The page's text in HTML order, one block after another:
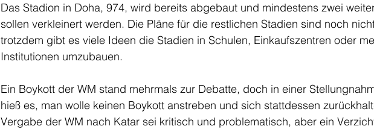
Das Stadion in Doha, 974, wird bereits abgebaut und mindestens zwei
sollen verkleinert werden. Die Pläne für die restlichen Stadien sind noch
trotzdem gibt es viele Ideen die Stadien in Schulen, Einkaufszentren oder
Institutionen umzubauen.
Ein Boykott der WM stand mehrmals zur Debatte, doch in einer
hieß es, man wolle keinen Boykott anstreben und sich stattdessen
Vergabe der WM nach Katar sei kritisch und problematisch, aber ein